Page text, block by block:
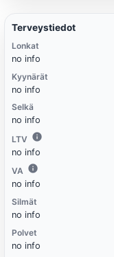
Terveystiedot
Lonkat
no info
Kyynärät
no info
Selkä
no info
LTV
no info
VA
no info
Silmät
no info
Polvet
no info